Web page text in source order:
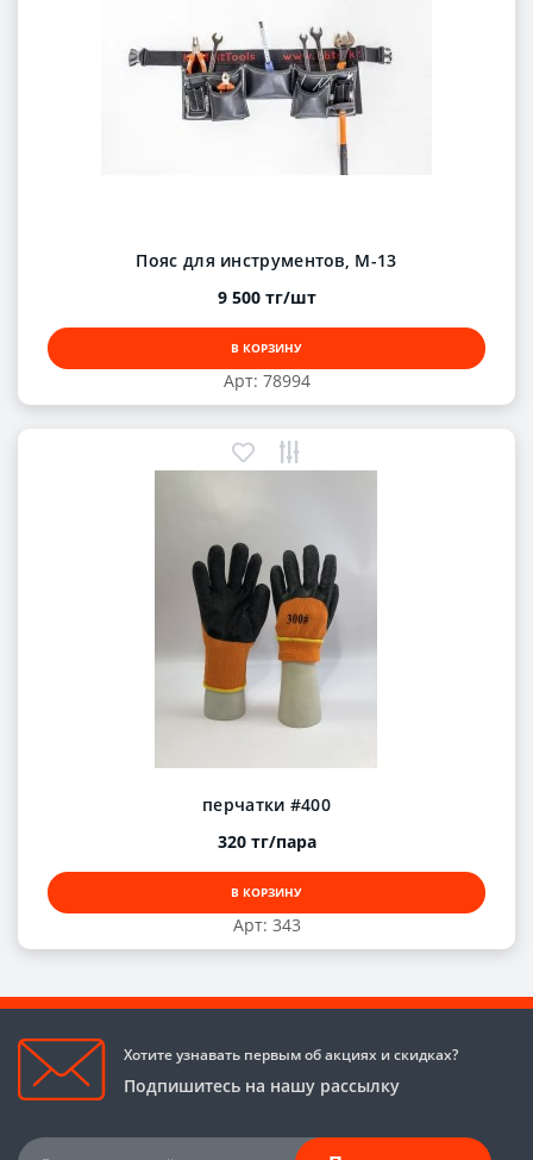
Арт: 78994
Пояс для инструментов, М-13
9 500 тг/шт
В КОРЗИНУ
Арт: 343
перчатки #400
320 тг/пара
В КОРЗИНУ
Хотите узнавать первым об акциях и скидках?
Подпишитесь на нашу рассылку